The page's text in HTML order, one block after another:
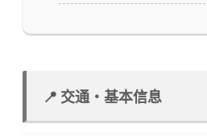
📍 交通・基本信息